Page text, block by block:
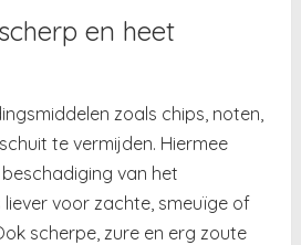
en heet
zoals chips, noten,
te vermijden. Hiermee
van het
liever voor zachte, smeuïge of
scherpe, zure en erg zoute